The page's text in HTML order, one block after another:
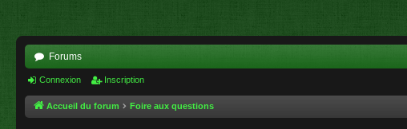
Forums
Connexion Inscription
Accueil du forum Foire aux questions